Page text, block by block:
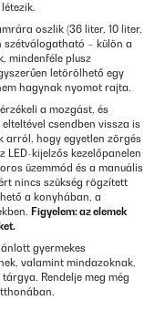
oszlik (36 liter, 10 liter,
szétválogatható – külön a
mindenféle plusz
letörölhető egy
hagynak nyomot rajta.
a mozgást, és
csendben vissza is
arról, hogy egyetlen zörgés
LED-kijelzős kezelőpanelen
üzemmód és a manuális
nincs szükség rögzített
a konyhában, a
Figyelem: az elemek
gyermekes
valamint mindazoknak,
Rendelje meg még